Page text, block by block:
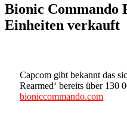
Bionic Commando
Einheiten verkauft
Capcom gibt bekannt das
Rearmed‘ bereits über 130
bioniccommando.com